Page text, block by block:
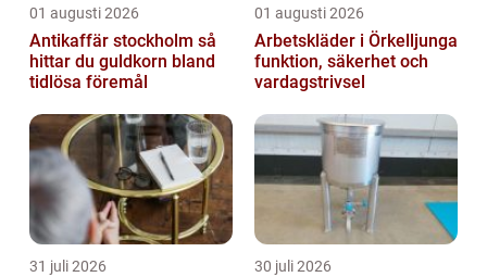
01 augusti 2026
Antikaffär stockholm så
hittar du guldkorn bland
tidlösa föremål
01 augusti 2026
Arbetskläder i Örkelljunga
funktion, säkerhet och
vardagstrivsel
31 juli 2026 30 juli 2026